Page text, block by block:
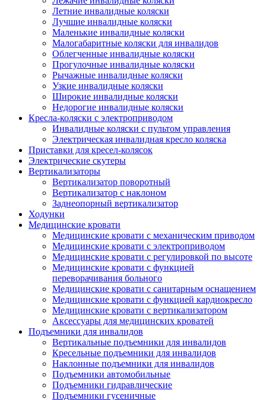
Летние инвалидные коляски
Лучшие инвалидные коляски
Маленькие инвалидные коляски
Малогабаритные коляски для инвалидов
Облегченные инвалидные коляски
Прогулочные инвалидные коляски
Рычажные инвалидные коляски
Узкие инвалидные коляски
Широкие инвалидные коляски
Недорогие инвалидные коляски
Кресла-коляски с электроприводом
Инвалидные коляски с пультом управления
Электрическая инвалидная кресло коляска
Приставки для кресел-колясок
Электрические скутеры
Вертикализаторы
Вертикализатор поворотный
Вертикализатор с наклоном
Заднеопорный вертикализатор
Ходунки
Медицинские кровати
Медицинские кровати с механическим приводом
Медицинские кровати с электроприводом
Медицинские кровати с регулировкой по высоте
Медицинские кровати с функцией
переворачивания больного
Медицинские кровати с санитарным оснащением
Медицинские кровати с функцией кардиокресло
Медицинские кровати с вертикализатором
Аксессуары для медицинских кроватей
Подъемники для инвалидов
Вертикальные подъемники для инвалидов
Кресельные подъемники для инвалидов
Наклонные подъемники для инвалидов
Подъемники автомобильные
Подъемники гидравлические
Подъемники гусеничные